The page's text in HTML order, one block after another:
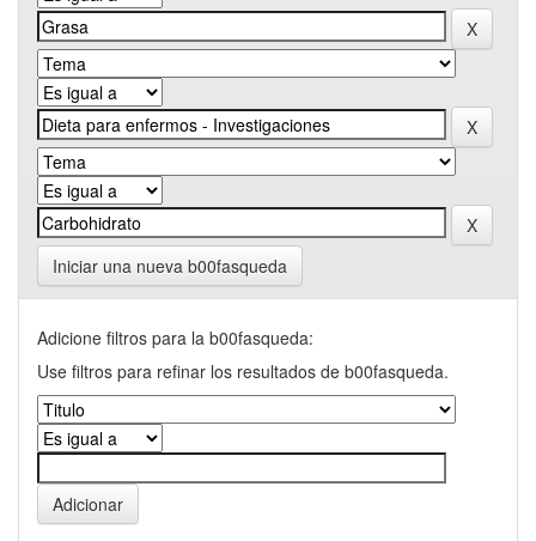
Iniciar una nueva b00fasqueda
Adicione filtros para la b00fasqueda:
Use filtros para refinar los resultados de b00fasqueda.